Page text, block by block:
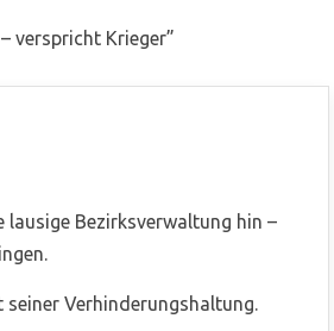
verspricht Krieger”
Bezirksverwaltung hin –
Verhinderungshaltung.